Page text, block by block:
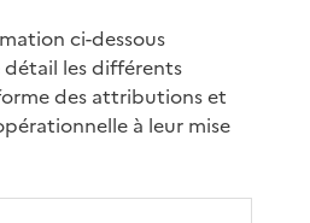
ci-dessous
les différents
des attributions et
à leur mise